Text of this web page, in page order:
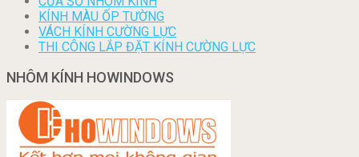
KÍNH MÀU ỐP TƯỜNG
VÁCH KÍNH CƯỜNG LỰC
THI CÔNG LẮP ĐẶT KÍNH CƯỜNG LỰC
NHÔM KÍNH HOWINDOWS